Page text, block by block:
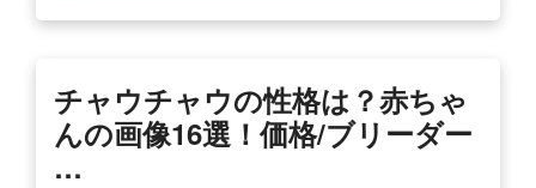
チャウチャウの性格は？赤ちゃ
んの画像16選！価格/ブリーダー
…